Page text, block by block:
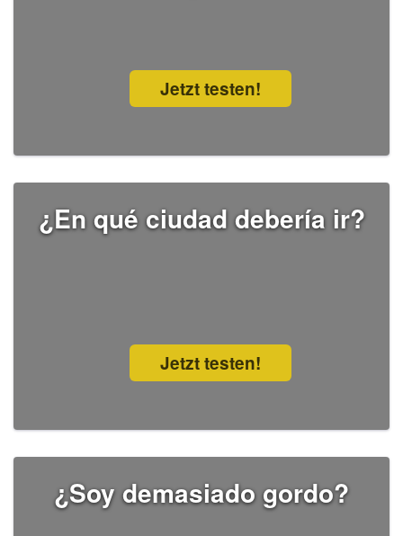
Jetzt testen!
¿En qué ciudad debería ir?
Jetzt testen!
¿Soy demasiado gordo?